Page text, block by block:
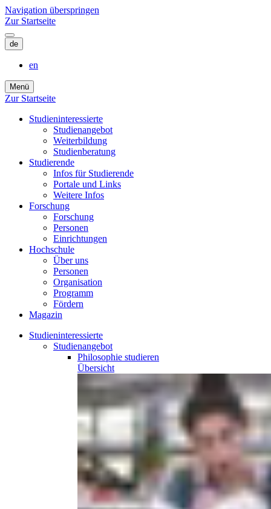
Navigation überspringen
Zur Startseite
de
en
Menü
Zur Startseite
Studieninteressierte
Studienangebot
Weiterbildung
Studien­beratung
Studierende
Infos für Studierende
Portale und Links
Weitere Infos
Forschung
Forschung
Personen
Einrichtungen
Hochschule
Über uns
Personen
Organisation
Programm
Fördern
Magazin
Studieninteressierte
Studienangebot
Philosophie studieren
Übersicht